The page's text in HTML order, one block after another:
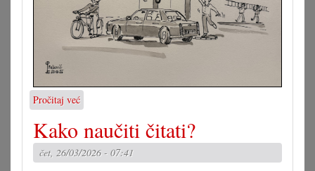
Pročitaj već
Karikatura
27.3.2026.
Kako naučiti čitati?
čet, 26/03/2026 - 07:41